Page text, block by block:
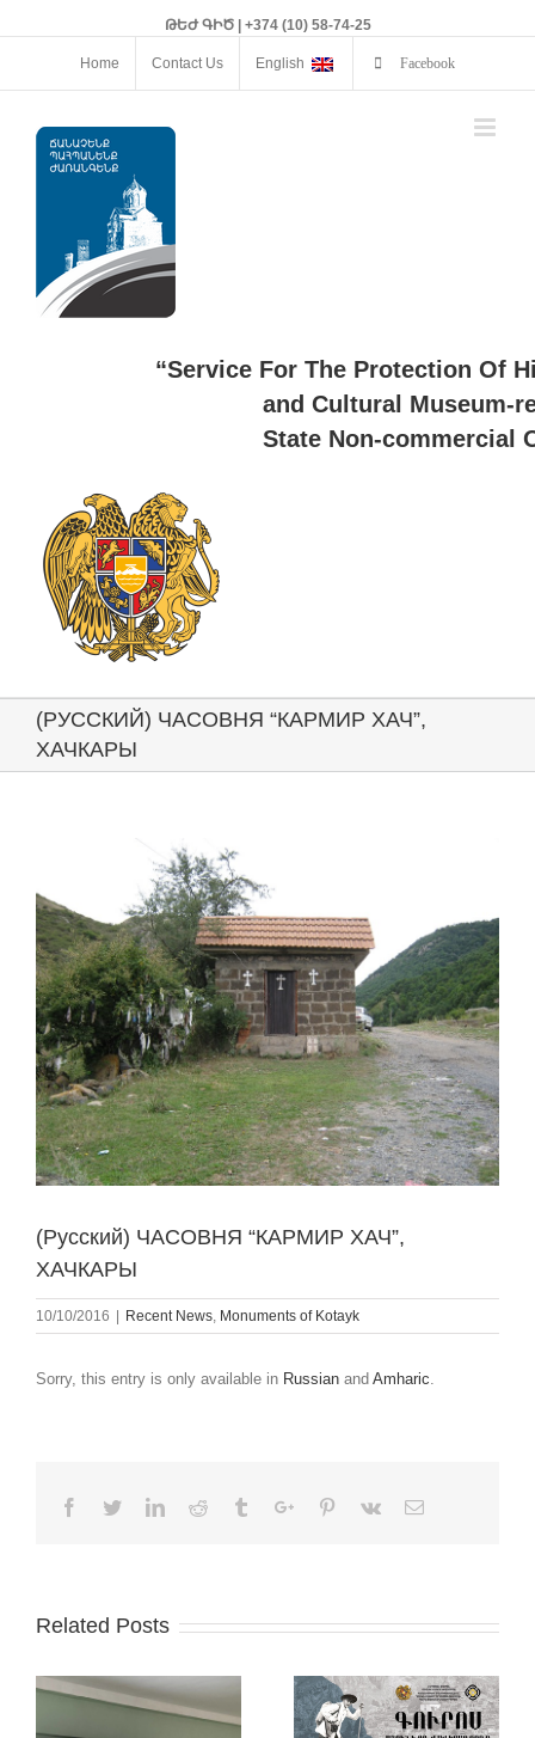
ԹԵԺ ԳԻԾ | +374 (10) 58-74-25
Home Contact Us English Facebook
“Service For The Protection Of
and Cultural Museum-
State Non-commercial
(РУССКИЙ) ЧАСОВНЯ “КАРМИР ХАЧ”,
ХАЧКАРЫ
Image
(Русский) ЧАСОВНЯ “КАРМИР ХАЧ”,
ХАЧКАРЫ
10/10/2016 Recent News, Monuments of Kotayk
Sorry, this entry is only available in Russian and Amharic.
Facebook
TwitterLinkedinReddit TumblrGoogle+Pinterest
Vk Email
Related Posts